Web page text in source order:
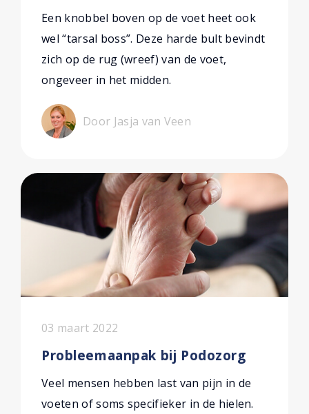
Een knobbel boven op de voet heet ook
wel “tarsal boss”. Deze harde bult bevindt
zich op de rug (wreef) van de voet,
ongeveer in het midden.
Door Jasja van Veen
03 maart 2022
Probleemaanpak bij Podozorg
Veel mensen hebben last van pijn in de
voeten of soms specifieker in de hielen.